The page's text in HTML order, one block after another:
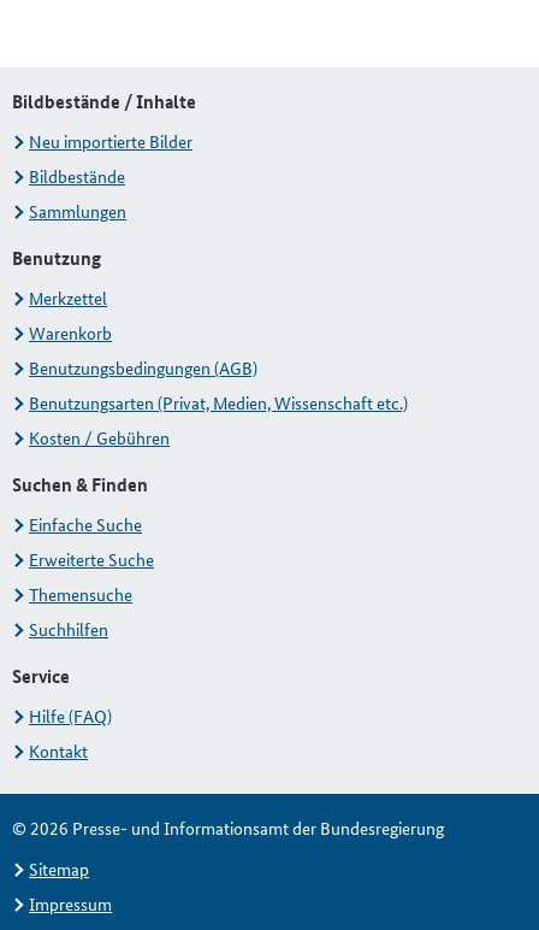
Bildbestände / Inhalte
Neu importierte Bilder
Bildbestände
Sammlungen
Benutzung
Merkzettel
Warenkorb
Benutzungsbedingungen (AGB)
Benutzungsarten (Privat, Medien, Wissenschaft etc.)
Kosten / Gebühren
Suchen & Finden
Einfache Suche
Erweiterte Suche
Themensuche
Suchhilfen
Service
Hilfe (FAQ)
Kontakt
© 2026 Presse- und Informationsamt der Bundesregierung
Sitemap
Impressum